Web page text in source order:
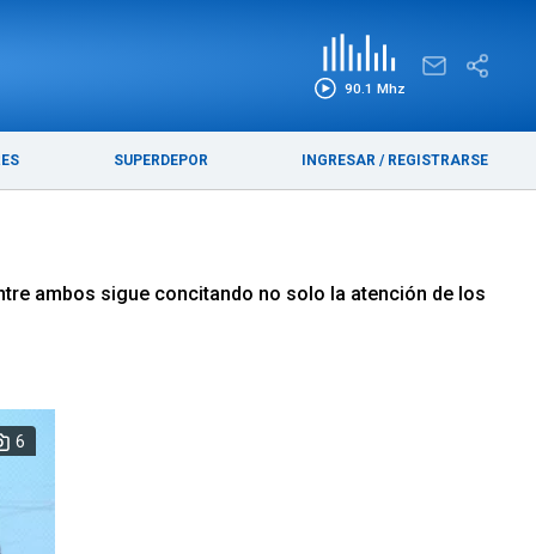
90.1 Mhz
SUPERDEPOR INGRESAR / REGISTRARSE
ambos sigue concitando no solo la atención de los
6